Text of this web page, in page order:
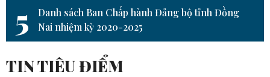
5
Danh sách Ban Chấp hành Đảng bộ tỉnh Đồng
Nai nhiệm kỳ 2020-2025
TIN TIÊU ĐIỂM